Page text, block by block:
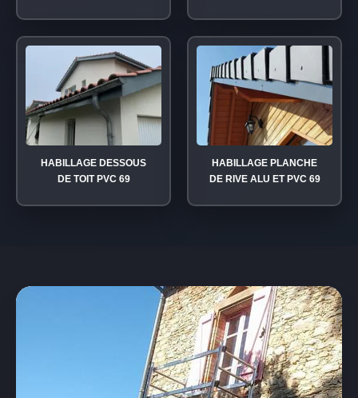
HABILLAGE DESSOUS
DE TOIT PVC 69
HABILLAGE PLANCHE
DE RIVE ALU ET PVC 69